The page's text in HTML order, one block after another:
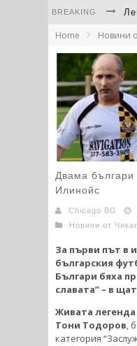
BREAKING
Home Новини
Двама
Илинойс
Chicago BG
Новини от
За първи път в
българския
Българи бяха
славата” – в
Живата легенда
Тони Тодоров,
категория